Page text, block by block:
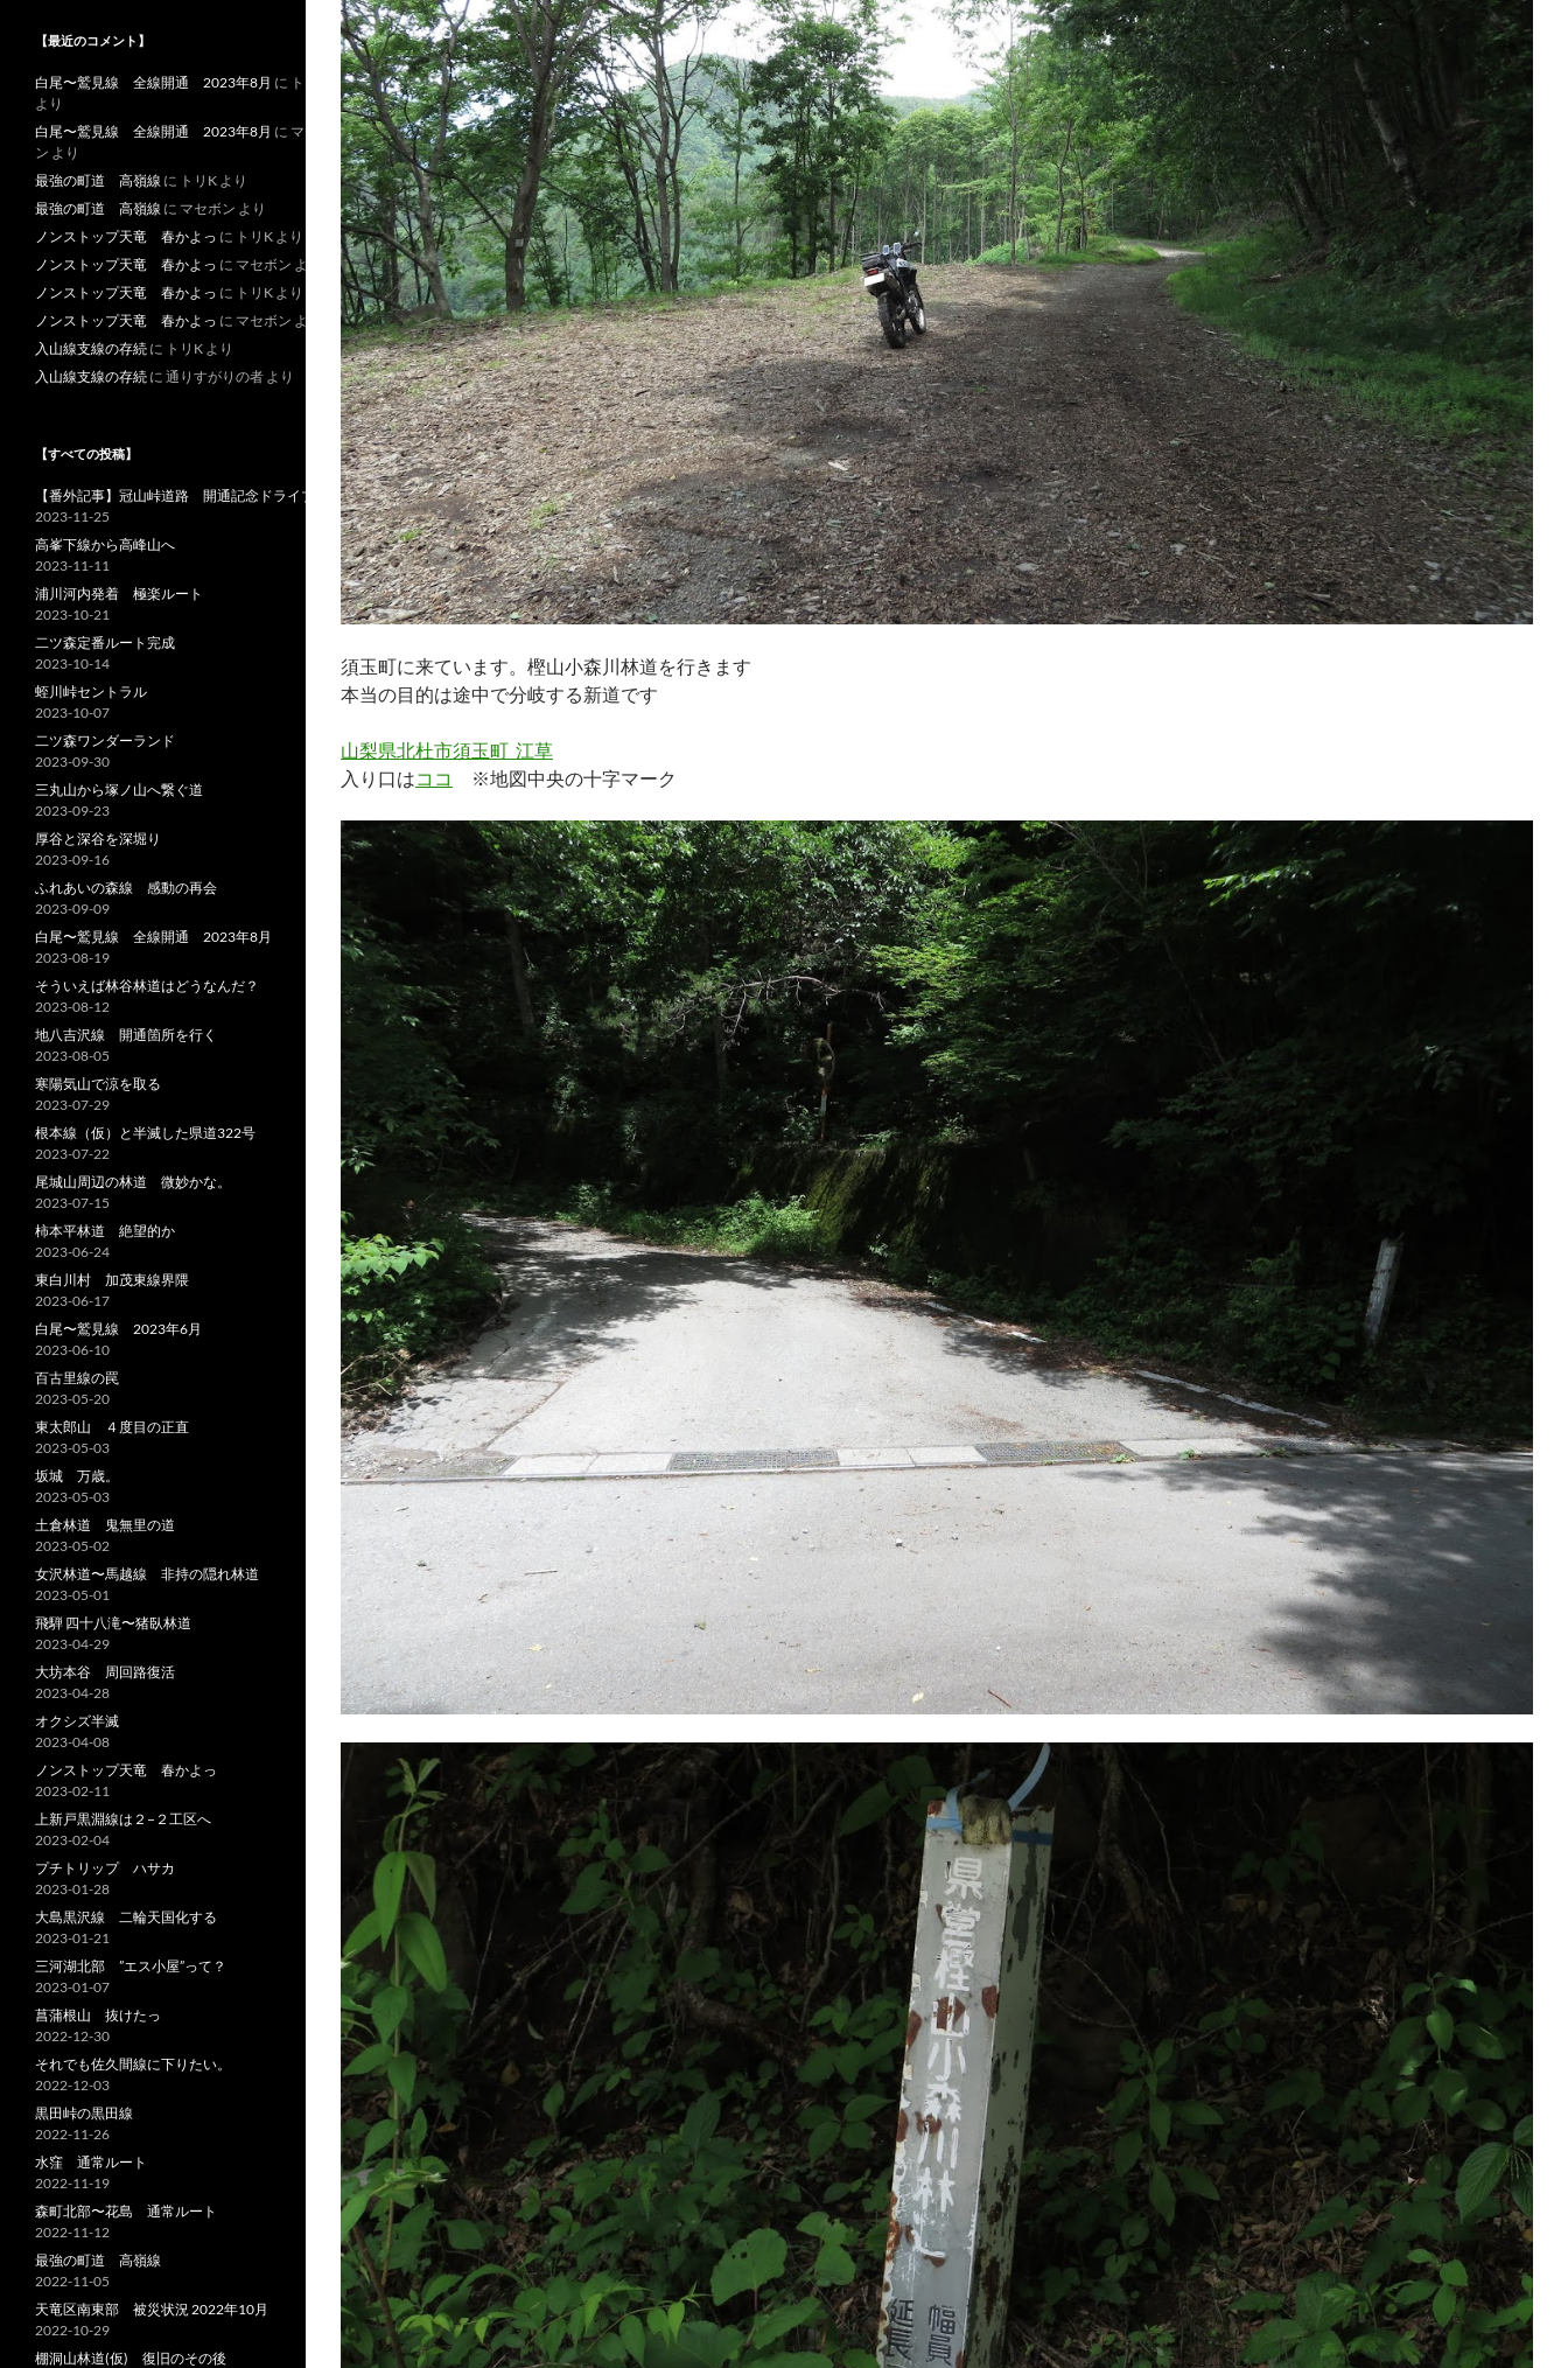
須玉町に来ています。樫山小森川林道を行きます
本当の目的は途中で分岐する新道です
山梨県北杜市須玉町 江草
入り口はココ ※地図中央の十字マーク
【最近のコメント】
白尾〜鷲見線 全線開通 2023年8月 に トリK
より
白尾〜鷲見線 全線開通 2023年8月 に マセボ
ン より
最強の町道 高嶺線 に トリK より
最強の町道 高嶺線 に マセボン より
ノンストップ天竜 春かよっ に トリK より
ノンストップ天竜 春かよっ に マセボン より
ノンストップ天竜 春かよっ に トリK より
ノンストップ天竜 春かよっ に マセボン より
入山線支線の存続 に トリK より
入山線支線の存続 に 通りすがりの者 より
【すべての投稿】
【番外記事】冠山峠道路 開通記念ドライブ
2023-11-25
高峯下線から高峰山へ
2023-11-11
浦川河内発着 極楽ルート
2023-10-21
二ツ森定番ルート完成
2023-10-14
蛭川峠セントラル
2023-10-07
二ツ森ワンダーランド
2023-09-30
三丸山から塚ノ山へ繋ぐ道
2023-09-23
厚谷と深谷を深堀り
2023-09-16
ふれあいの森線 感動の再会
2023-09-09
白尾〜鷲見線 全線開通 2023年8月
2023-08-19
そういえば林谷林道はどうなんだ？
2023-08-12
地八吉沢線 開通箇所を行く
2023-08-05
寒陽気山で涼を取る
2023-07-29
根本線（仮）と半滅した県道322号
2023-07-22
尾城山周辺の林道 微妙かな。
2023-07-15
柿本平林道 絶望的か
2023-06-24
東白川村 加茂東線界隈
2023-06-17
白尾〜鷲見線 2023年6月
2023-06-10
百古里線の罠
2023-05-20
東太郎山 ４度目の正直
2023-05-03
坂城 万歳。
2023-05-03
土倉林道 鬼無里の道
2023-05-02
女沢林道〜馬越線 非持の隠れ林道
2023-05-01
飛騨 四十八滝〜猪臥林道
2023-04-29
大坊本谷 周回路復活
2023-04-28
オクシズ半滅
2023-04-08
ノンストップ天竜 春かよっ
2023-02-11
上新戸黒淵線は２−２工区へ
2023-02-04
プチトリップ ハサカ
2023-01-28
大島黒沢線 二輪天国化する
2023-01-21
三河湖北部 ”エス小屋”って？
2023-01-07
菖蒲根山 抜けたっ
2022-12-30
それでも佐久間線に下りたい。
2022-12-03
黒田峠の黒田線
2022-11-26
水窪 通常ルート
2022-11-19
森町北部〜花島 通常ルート
2022-11-12
最強の町道 高嶺線
2022-11-05
天竜区南東部 被災状況 2022年10月
2022-10-29
棚洞山林道(仮) 復旧のその後